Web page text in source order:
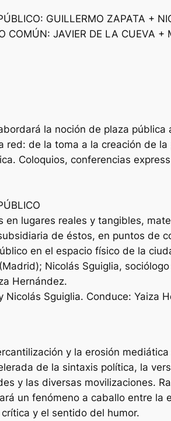
GUILLERMO ZAPATA +
JAVIER DE LA CUEVA +
la noción de plaza
red: de la toma a la creación de
Coloquios, conferencias
en lugares reales y tangibles,
de éstos, en puntos de
en el espacio físico de la
Nicolás Sguiglia,
Hernández.
Nicolás Sguiglia. Conduce: Yaiza
y la erosión
de la sintaxis política, la
y las diversas movilizaciones.
un fenómeno a caballo entre
y el sentido del humor.